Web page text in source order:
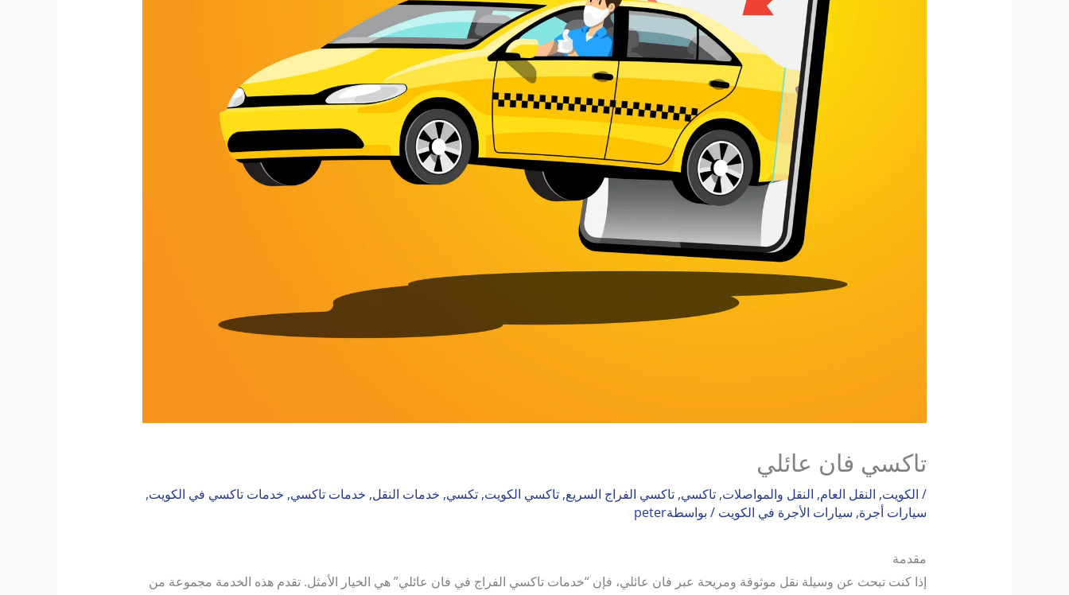
تاكسي فان عائلي
/ الكويت, النقل العام, النقل والمواصلات, تاكسي, تاكسي الفراج السريع, تاكسي الكويت, تكسي, خدمات النقل, خدمات تاكسي, خدمات تاكسي في الكويت,
سيارات أجرة, سيارات الأجرة في الكويت / بواسطةpeter
مقدمة
إذا كنت تبحث عن وسيلة نقل موثوقة ومريحة عبر فان عائلي، فإن “خدمات تاكسي الفراج في فان عائلي” هي الخيار الأمثل. تقدم هذه الخدمة مجموعة من